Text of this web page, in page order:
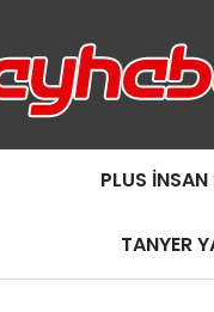
PLUS
TANYER